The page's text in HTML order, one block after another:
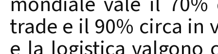
trade e il 90% circa